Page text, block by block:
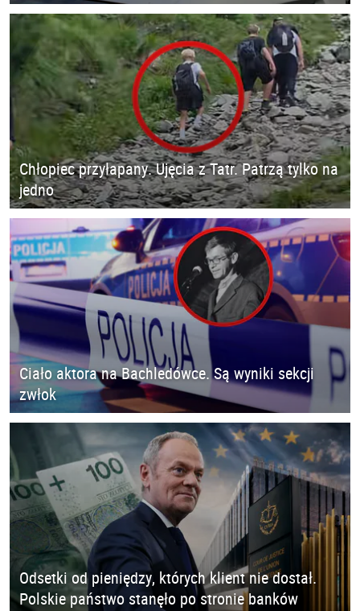
Chłopiec przyłapany. Ujęcia z Tatr. Patrzą tylko na
jedno
Ciało aktora na Bachledówce. Są wyniki sekcji
zwłok
Odsetki od pieniędzy, których klient nie dostał.
Polskie państwo stanęło po stronie banków